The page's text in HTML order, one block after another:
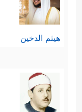
هيثم الدخين